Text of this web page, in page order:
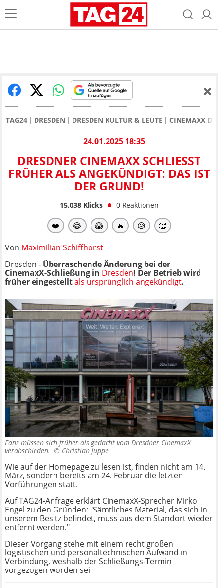
TAG24 DRESDEN DRESDEN KULTUR & LEUTE CINEMAXX
24.01.2025 18:35
DRESDNER CINEMAXX SCHLIESST F
RÜHER ALS ANGEKÜNDIGT: DAS IST D
ER GRUND!
15.038Klicks 0 Reaktionen
❤️ 😂 😱 🔥 😥 👏
Von Maximilian Schiffhorst
Dresden - Überraschende Änderung bei der
CinemaxX-Schließung in Dresden! Der Betrieb wird
früher eingestelltals ursprünglich angekündigt.
Fans müssen sich früher als gedacht vom Dresdner CinemaxX
verabschieden. © Christian Juppe
Wie auf der Homepage zu lesen ist, finden nicht am 14.
März, sondern bereits am 24. Februar die letzten
Vorführungen statt.
Auf TAG24-Anfrage erklärt CinemaxX-Sprecher Mirko
Engel zu den Gründen: "Sämtliches Material, das sich in
unserem Besitz befindet, muss aus dem Standort wieder
entfernt werden."
Dieser Vorgang stehe mit einem recht großen
logistischen und personaltechnischen Aufwand in
Verbindung, weshalb der Schließungs-Termin
vorgezogen worden sei.